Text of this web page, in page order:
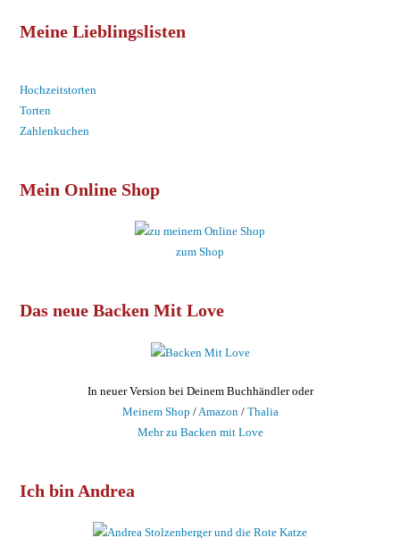
Meine Lieblingslisten
Hochzeitstorten
Torten
Zahlenkuchen
Mein Online Shop
zum Shop
Das neue Backen Mit Love
In neuer Version bei Deinem Buchhändler oder
Meinem Shop / Amazon / Thalia
Mehr zu Backen mit Love
Ich bin Andrea